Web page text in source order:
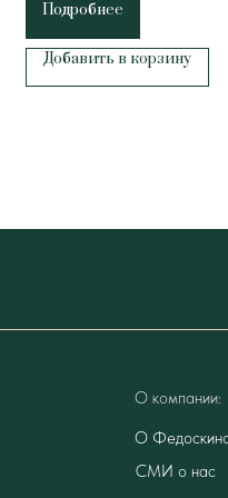
Подробнее
Добавить в корзину
О компании:
О
СМИ о нас